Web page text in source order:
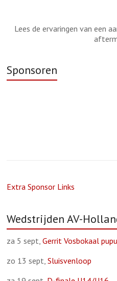
Lees de ervaringen van een
Sponsoren
Extra Sponsor Links
Wedstrijden AV-
za 5 sept,Gerrit Vosbokaal
zo 13 sept,Sluisvenloop